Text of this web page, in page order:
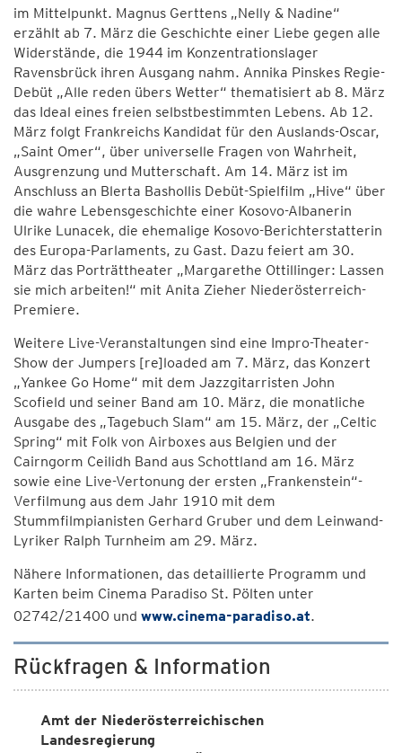
im Mittelpunkt. Magnus Gerttens „Nelly & Nadine“
erzählt ab 7. März die Geschichte einer Liebe gegen alle
Widerstände, die 1944 im Konzentrationslager
Ravensbrück ihren Ausgang nahm. Annika Pinskes Regie-
Debüt „Alle reden übers Wetter“ thematisiert ab 8. März
das Ideal eines freien selbstbestimmten Lebens. Ab 12.
März folgt Frankreichs Kandidat für den Auslands-Oscar,
„Saint Omer“, über universelle Fragen von Wahrheit,
Ausgrenzung und Mutterschaft. Am 14. März ist im
Anschluss an Blerta Bashollis Debüt-Spielfilm „Hive“ über
die wahre Lebensgeschichte einer Kosovo-Albanerin
Ulrike Lunacek, die ehemalige Kosovo-Berichterstatterin
des Europa-Parlaments, zu Gast. Dazu feiert am 30.
März das Porträttheater „Margarethe Ottillinger: Lassen
sie mich arbeiten!“ mit Anita Zieher Niederösterreich-
Premiere.
Weitere Live-Veranstaltungen sind eine Impro-Theater-
Show der Jumpers [re]loaded am 7. März, das Konzert
„Yankee Go Home“ mit dem Jazzgitarristen John
Scofield und seiner Band am 10. März, die monatliche
Ausgabe des „Tagebuch Slam“ am 15. März, der „Celtic
Spring“ mit Folk von Airboxes aus Belgien und der
Cairngorm Ceilidh Band aus Schottland am 16. März
sowie eine Live-Vertonung der ersten „Frankenstein“-
Verfilmung aus dem Jahr 1910 mit dem
Stummfilmpianisten Gerhard Gruber und dem Leinwand-
Lyriker Ralph Turnheim am 29. März.
Nähere Informationen, das detaillierte Programm und
Karten beim Cinema Paradiso St. Pölten unter
02742/21400 und www.cinema-paradiso.at.
Rückfragen & Information
Amt der Niederösterreichischen
Landesregierung